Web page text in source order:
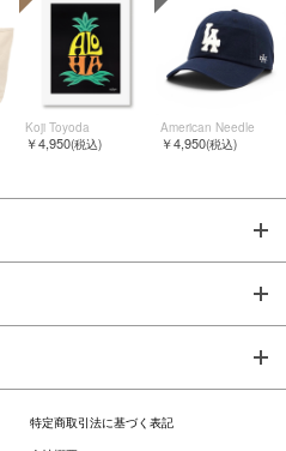
Koji Toyoda
￥4,950(税込)
American Needle
￥4,950(税込)
特定商取引法に基づく表記